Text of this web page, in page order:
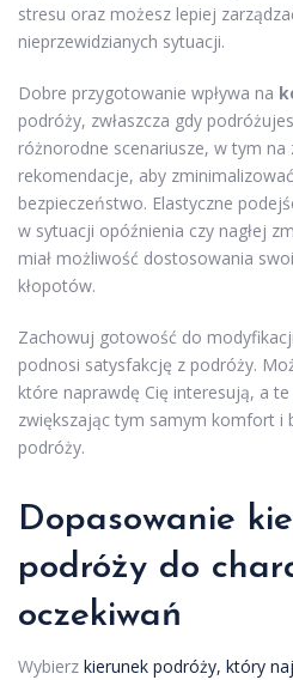
stresu oraz możesz lepiej
nieprzewidzianych sytuacji.
Dobre przygotowanie wpływa na
podróży, zwłaszcza gdy
różnorodne scenariusze, w tym
rekomendacje, aby
bezpieczeństwo. Elastyczne
w sytuacji opóźnienia czy nagłej
miał możliwość dostosowania
kłopotów.
Zachowuj gotowość do
podnosi satysfakcję z podróży.
które naprawdę Cię interesują, a
zwiększając tym samym komfort i
podróży.
Dopasowanie
podróży do
oczekiwań
Wybierz kierunek podróży, który